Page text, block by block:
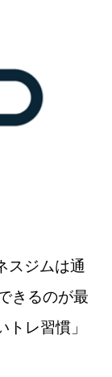
スジムは通
きるのが最
レ習慣」